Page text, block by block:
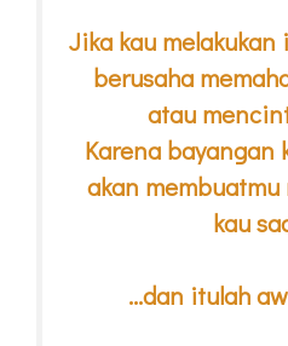
Jika kau
berusaha
atau
Karena bayangan
akan
kau
…dan itulah